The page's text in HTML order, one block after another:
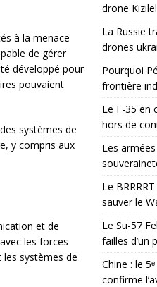
à la menace
de gérer
développé pour
pouvaient
systèmes de
y compris aux
et de
les forces
systèmes de
drone
La Russie
drones
Pourquoi
frontière
Le F-35 en
hors de
Les
Le
sauver le
Le Su-57
failles d’un
Chine : le
confirme